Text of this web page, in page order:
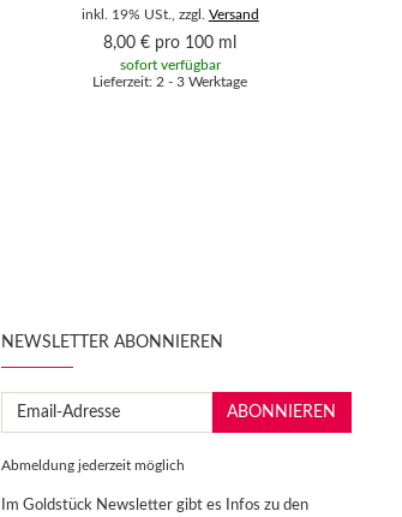
inkl. 19% USt., zzgl. Versand
8,00 € pro 100 ml
sofort verfügbar
Lieferzeit: 2 - 3 Werktage
NEWSLETTER ABONNIEREN
Email-
Adresse
ABONNIEREN
Abmeldung jederzeit möglich
Im Goldstück Newsletter gibt es Infos zu den